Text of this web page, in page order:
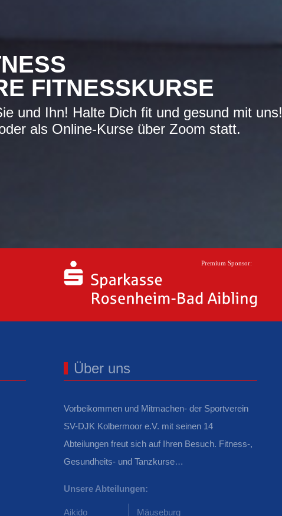
FITNESSKURSE
und Ihn! Halte Dich fit und gesund mit uns!
als Online-Kurse über Zoom statt.
Über uns
Vorbeikommen und Mitmachen- der Sportverein
SV-DJK Kolbermoor e.V. mit seinen 14
Abteilungen freut sich auf Ihren Besuch. Fitness-,
Gesundheits- und Tanzkurse…
Unsere Abteilungen:
Aikido Mäuseburg